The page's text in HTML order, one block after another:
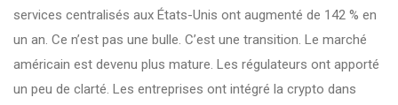
services centralisés aux États-Unis ont augmenté de 142 % en
un an. Ce n’est pas une bulle. C’est une transition. Le marché
américain est devenu plus mature. Les régulateurs ont apporté
un peu de clarté. Les entreprises ont intégré la crypto dans